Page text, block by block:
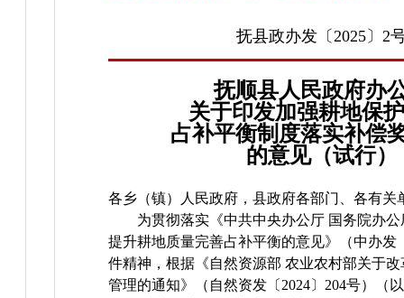
抚县政办发〔2025〕2
抚顺县人民政府办
关于印发加强耕地保
占补平衡制度落实补偿
的意见（试行）
各乡（镇）人民政府，县政府各部门、各有关
为贯彻落实《中共中央办公厅 国务院办
提升耕地质量完善占补平衡的意见》（中办发
件精神，根据《自然资源部 农业农村部关于
管理的通知》（自然资发〔2024〕204号）（